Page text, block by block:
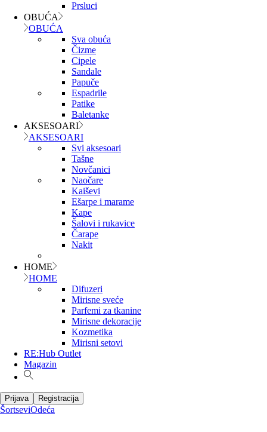
Prsluci
OBUĆA
OBUĆA
Sva obuća
Čizme
Cipele
Sandale
Papuče
Espadrile
Patike
Baletanke
AKSESOARI
AKSESOARI
Svi aksesoari
Tašne
Novčanici
Naočare
Kaiševi
Ešarpe i marame
Kape
Šalovi i rukavice
Čarape
Nakit
HOME
HOME
Difuzeri
Mirisne sveće
Parfemi za tkanine
Mirisne dekoracije
Kozmetika
Mirisni setovi
RE:Hub Outlet
Magazin
Prijava Registracija
ŠortseviOdeća